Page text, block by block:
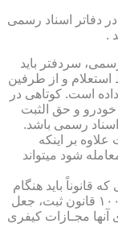
دفاتر اسناد رسمی
.
سردفتر باید
استعلام و از طرفین
است. کوتاهی در
و حق الثبت
اسناد رسمی باشد.
بر اینکه
شود میتواند
قانوناً باید هنگام
تنظیم سند حضــــور داشته باشند، طبق ماده ۱۰۰ قانون ثبت، جعل
مجـازات کیفری